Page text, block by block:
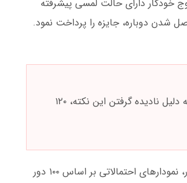
خودکار دارای حالت لمسی پیشرفته
شدن دوباره، جایزه را پرداخت نمود.
هرگز در بازی انفجار بیش از ۵ درصد سرمایه کل خود شرط بندی نکنید. در اکتبر ۲۰۲۴، یک کاربر به دلیل نادیده گرفتن این نکته، ۱۲۰
یکی از ویژگی های منحصربهفرد یاکی بت، سیستم تحلیل لحظه ای است. قبل از هر دور بازی انفجار، نمودارهای احتمالاتی بر اساس ۱۰۰ دور